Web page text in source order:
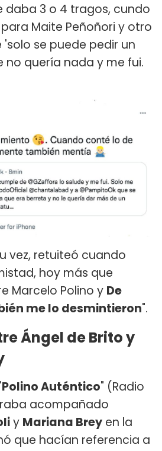
daba 3 o 4 tragos, cundo
Maite Peñoñori y otro
se puede pedir un
no quería nada y me fui.
vez, retuiteó cuando
hoy más que
Marcelo Polino y De
me lo desmintieron​".
Ángel de Brito y
Polino Auténtico" (Radio
acompañado
y Mariana Brey en la
que hacían referencia a